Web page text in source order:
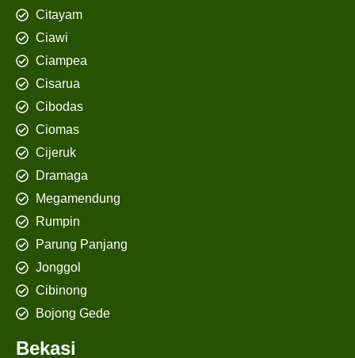
Citayam
Ciawi
Ciampea
Cisarua
Cibodas
Ciomas
Cijeruk
Dramaga
Megamendung
Rumpin
Parung Panjang
Jonggol
Cibinong
Bojong Gede
Bekasi